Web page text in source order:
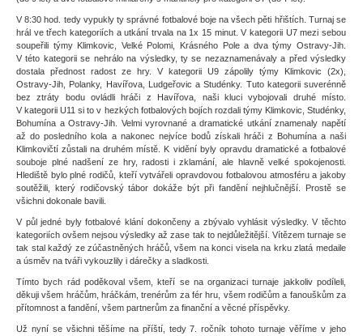
V 8:30 hod. tedy vypukly ty správné fotbalové boje na všech pěti hřištích. Turnaj se
hrál ve třech kategoriích a utkání trvala na 1x 15 minut. V kategorii U7 mezi sebou
soupeřili týmy Klimkovic, Velké Polomi, Krásného Pole a dva týmy Ostravy-Jih.
V této kategorii se nehrálo na výsledky, ty se nezaznamenávaly a před výsledky
dostala přednost radost ze hry. V kategorii U9 zápolily týmy Klimkovic (2x),
Ostravy-Jih, Polanky, Havířova, Ludgeřovic a Studénky. Tuto kategorii suverénně
bez ztráty bodu ovládli hráči z Havířova, naši kluci vybojovali druhé místo.
V kategorii U11 si to v hezkých fotbalových bojích rozdali týmy Klimkovic, Studénky,
Bohumína a Ostravy-Jih. Velmi vyrovnané a dramatické utkání znamenaly napětí
až do posledního kola a nakonec nejvíce bodů získali hráči z Bohumína a naši
Klimkovičtí zůstali na druhém místě. K vidění byly opravdu dramatické a fotbalové
souboje plné nadšení ze hry, radosti i zklamání, ale hlavně velké spokojenosti.
Hlediště bylo plné rodičů, kteří vytvářeli opravdovou fotbalovou atmosféru a jakoby
soutěžili, který rodičovský tábor dokáže být při fandění nejhlučnější. Prostě se
všichni dokonale bavili.
V půl jedné byly fotbalové klání dokončeny a zbývalo vyhlásit výsledky. V těchto
kategoriích ovšem nejsou výsledky až zase tak to nejdůležitější. Vítězem turnaje se
tak stal každý ze zúčastněných hráčů, všem na konci visela na krku zlatá medaile
a úsměv na tváři vykouzlily i dárečky a sladkosti.
Tímto bych rád poděkoval všem, kteří se na organizaci turnaje jakkoliv podíleli,
děkuji všem hráčům, hráčkám, trenérům za fér hru, všem rodičům a fanouškům za
přítomnost a fandění, všem partnerům za finanční a věcné příspěvky.
Už nyní se všichni těšíme na příští, tedy 7. ročník tohoto turnaje věříme v jeho